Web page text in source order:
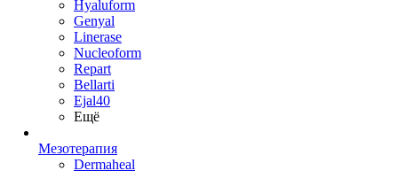
Hyaluform
Genyal
Linerase
Nucleoform
Repart
Bellarti
Ejal40
Ещё
Мезотерапия
Dermaheal